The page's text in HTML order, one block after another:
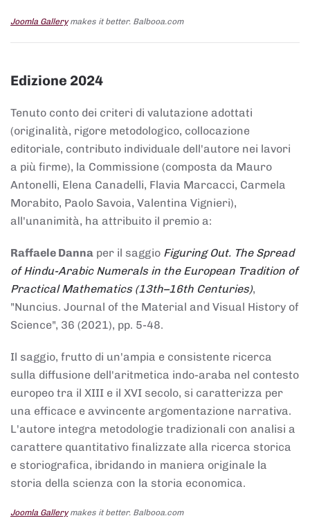
Joomla Gallerymakes it better. Balbooa.com
Edizione 2024
Tenuto conto dei criteri di valutazione adottati
(originalità, rigore metodologico, collocazione
editoriale, contributo individuale dell'autore nei lavori
a più firme), la Commissione (composta da Mauro
Antonelli, Elena Canadelli, Flavia Marcacci, Carmela
Morabito, Paolo Savoia, Valentina Vignieri),
all'unanimità, ha attribuito il premio a:
Raffaele Danna per il saggio Figuring Out. The Spread
of Hindu-Arabic Numerals in the European Tradition of
Practical Mathematics (13th–16th Centuries),
"Nuncius. Journal of the Material and Visual History of
Science", 36 (2021), pp. 5-48.
Il saggio, frutto di un'ampia e consistente ricerca
sulla diffusione dell'aritmetica indo-araba nel contesto
europeo tra il XIII e il XVI secolo, si caratterizza per
una efficace e avvincente argomentazione narrativa.
L'autore integra metodologie tradizionali con analisi a
carattere quantitativo finalizzate alla ricerca storica
e storiografica, ibridando in maniera originale la
storia della scienza con la storia economica.
Joomla Gallerymakes it better. Balbooa.com